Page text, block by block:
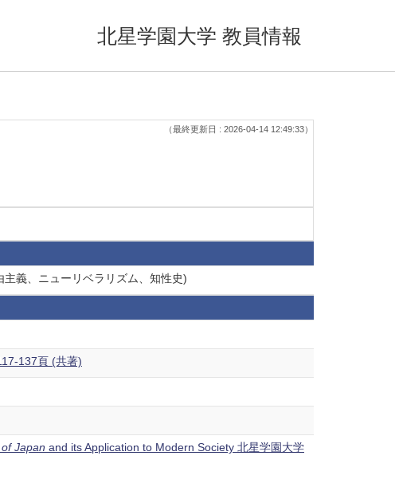
北星学園大学 教員情報
（最終更新日 : 2026-04-14 12:49:33）
義、ニューリベラリズム、知性史)
137頁 (共著)
Japan and its Application to Modern Society 北星学園大学